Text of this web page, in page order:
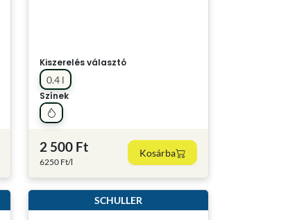
Kiszerelés választó
0.4 l
Színek
2 500 Ft
6250 Ft/l
Kosárba
SCHULLER